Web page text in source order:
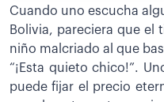
Cuando uno escucha
Bolivia, pareciera que
niño malcriado al que
“¡Esta quieto chico!”.
puede fijar el precio